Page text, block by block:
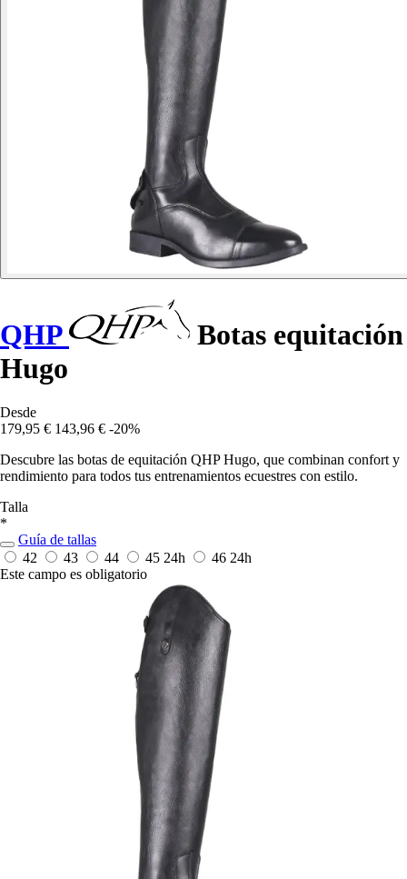
QHP
Botas equitación
Hugo
Desde
179,95 € 143,96 € -20%
Descubre las botas de equitación QHP Hugo, que combinan confort y
rendimiento para todos tus entrenamientos ecuestres con estilo.
Talla
*
Guía de tallas
42
43 44 45 24h 46 24h
Este campo es obligatorio